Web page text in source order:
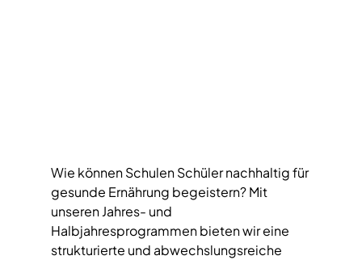
Wie können Schulen Schüler nachhaltig für
gesunde Ernährung begeistern? Mit
unseren Jahres- und
Halbjahresprogrammen bieten wir eine
strukturierte und abwechslungsreiche